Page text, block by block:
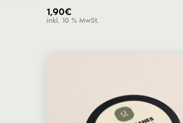
1,90€
inkl. 10 % MwSt.